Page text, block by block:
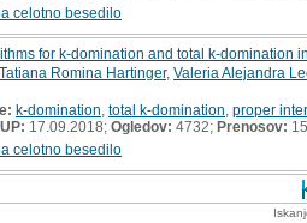
celotno besedilo
for k-domination and total k-domination
Tatiana Romina Hartinger, Valeria Alejandra
k-domination total k-domination proper
17.09.2018; Ogledov: 4732; Prenosov:
celotno besedilo